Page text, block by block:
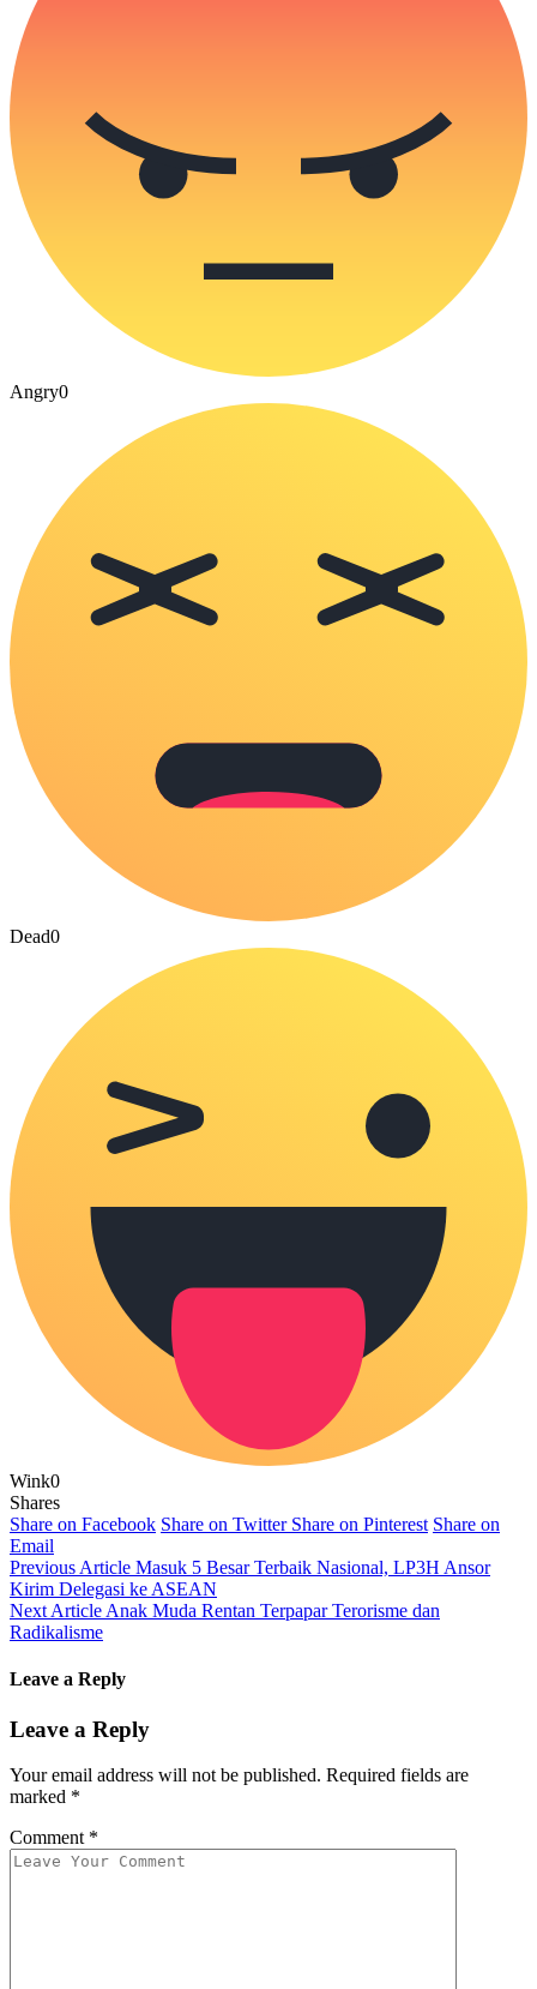
Angry0
Dead0
Wink0
Shares
Share on Facebook Share on Twitter Share on Pinterest Share on
Email
Previous Article Masuk 5 Besar Terbaik Nasional, LP3H Ansor
Kirim Delegasi ke ASEAN
Next Article Anak Muda Rentan Terpapar Terorisme dan
Radikalisme
Leave a Reply
Leave a Reply
Your email address will not be published. Required fields are
marked *
Comment *